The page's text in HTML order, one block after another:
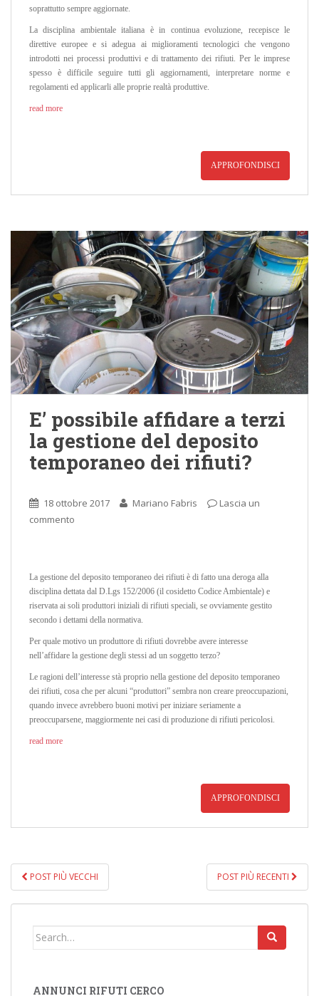
soprattutto sempre aggiornate.
La disciplina ambientale italiana è in continua evoluzione, recepisce le
direttive europee e si adegua ai miglioramenti tecnologici che vengono
introdotti nei processi produttivi e di trattamento dei rifiuti. Per le imprese
spesso è difficile seguire tutti gli aggiornamenti, interpretare norme e
regolamenti ed applicarli alle proprie realtà produttive.
read more
APPROFONDISCI
E’ possibile affidare a terzi
la gestione del deposito
temporaneo dei rifiuti?
18 ottobre 2017 Mariano Fabris
Lascia un
commento
La gestione del deposito temporaneo dei rifiuti è di fatto una deroga alla
disciplina dettata dal D.Lgs 152/2006 (il cosidetto Codice Ambientale) e
riservata ai soli produttori iniziali di rifiuti speciali, se ovviamente gestito
secondo i dettami della normativa.
Per quale motivo un produttore di rifiuti dovrebbe avere interesse
nell’affidare la gestione degli stessi ad un soggetto terzo?
Le ragioni dell’interesse stà proprio nella gestione del deposito temporaneo
dei rifiuti, cosa che per alcuni “produttori” sembra non creare preoccupazioni,
quando invece avrebbero buoni motivi per iniziare seriamente a
preoccuparsene, maggiormente nei casi di produzione di rifiuti pericolosi.
read more
APPROFONDISCI
NAVIGAZIONE POST
POST PIÙ VECCHI POST PIÙ RECENTI
Search for:
ANNUNCI RIFUTI CERCO